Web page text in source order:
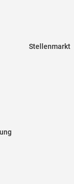
Stellenmarkt